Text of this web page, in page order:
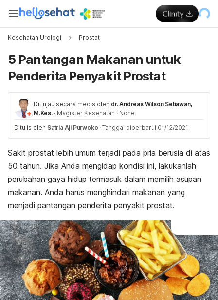
Kesehatan Urologi Prostat
5 Pantangan Makanan untuk
Penderita Penyakit Prostat
Ditinjau secara medis oleh dr. Andreas Wilson Setiawan,
M.Kes. · Magister Kesehatan · None
Ditulis oleh Satria Aji Purwoko · Tanggal diperbarui 01/12/2021
Sakit prostat lebih umum terjadi pada pria berusia di atas
50 tahun. Jika Anda mengidap kondisi ini, lakukanlah
perubahan gaya hidup termasuk dalam memilih asupan
makanan. Anda harus menghindari makanan yang
menjadi pantangan penderita penyakit prostat.